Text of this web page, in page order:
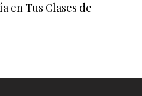
en Tus Clases de